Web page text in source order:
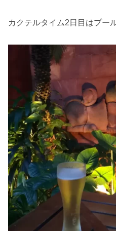
カクテルタイム2日目はプー